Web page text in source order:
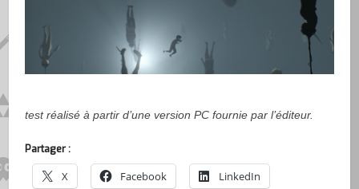
test réalisé à partir d’une version PC fournie par l’éditeur.
Partager :
X Facebook LinkedIn